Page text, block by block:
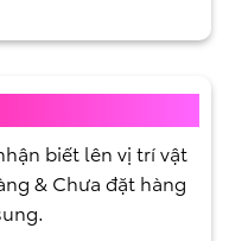
biết lên vị trí vật
& Chưa đặt hàng